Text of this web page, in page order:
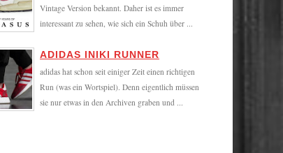
Vintage Version bekannt. Daher ist es immer
interessant zu sehen, wie sich ein Schuh über ...
ADIDAS INIKI RUNNER
adidas hat schon seit einiger Zeit einen richtigen
Run (was ein Wortspiel). Denn eigentlich müssen
sie nur etwas in den Archiven graben und ...